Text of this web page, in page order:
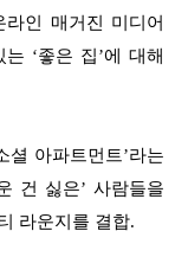
인 매거진 미디어
‘좋은 집’에 대해
셜 아파트먼트’라는
건 싫은’ 사람들을
라운지를 결합.